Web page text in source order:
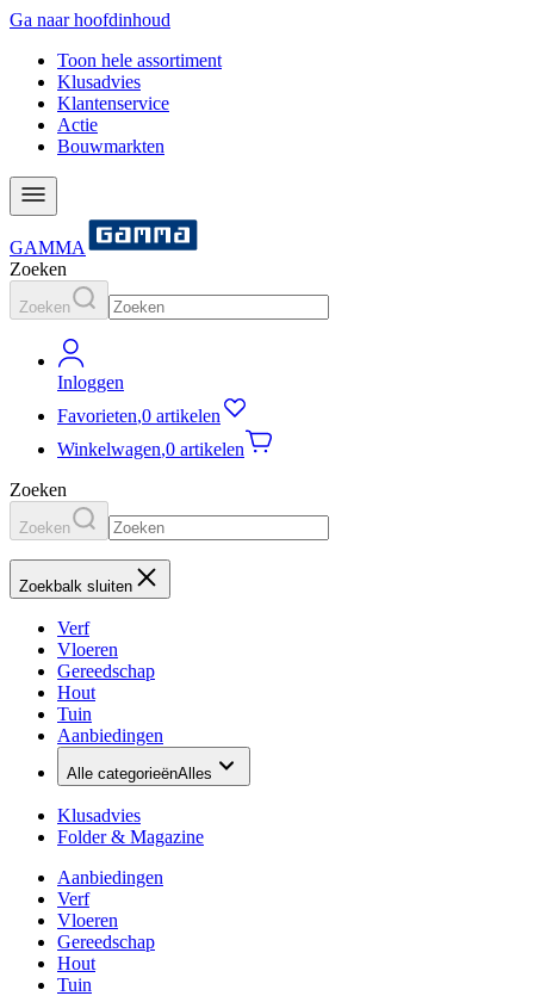
Ga naar hoofdinhoud
Toon hele assortiment
Klusadvies
Klantenservice
Actie
Bouwmarkten
GAMMA
Zoeken
Zoeken
Inloggen
Favorieten,0 artikelen
Winkelwagen,0 artikelen
Zoeken
Zoeken
Zoekbalk sluiten
Verf
Vloeren
Gereedschap
Hout
Tuin
Aanbiedingen
Alle categorieënAlles
Klusadvies
Folder & Magazine
Aanbiedingen
Verf
Vloeren
Gereedschap
Hout
Tuin